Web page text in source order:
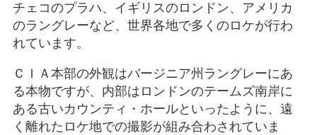
チェコのプラハ、イギリスのロンドン、アメリカ
のラングレーなど、世界各地で多くのロケが行わ
れています。
ＣＩＡ本部の外観はバージニア州ラングレーにあ
る本物ですが、内部はロンドンのテームズ南岸に
ある古いカウンティ・ホールといったように、遠
く離れたロケ地での撮影が組み合わされていま